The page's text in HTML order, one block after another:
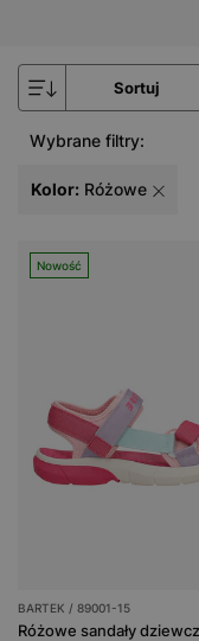
Sortuj
Wybrane filtry:
Kolor: Różowe
Nowość
BARTEK / 89001-15